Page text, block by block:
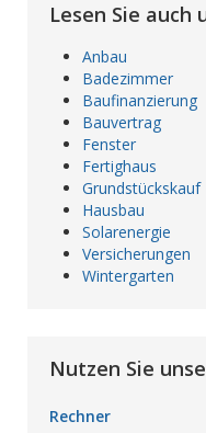
Lesen Sie auch
Anbau
Badezimmer
Baufinanzierung
Bauvertrag
Fenster
Fertighaus
Grundstückskauf
Hausbau
Solarenergie
Versicherungen
Wintergarten
Nutzen Sie
Rechner